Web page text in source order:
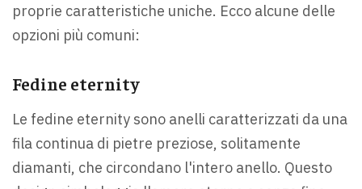
proprie caratteristiche uniche. Ecco alcune delle
opzioni più comuni:
Fedine eternity
Le fedine eternity sono anelli caratterizzati da una
fila continua di pietre preziose, solitamente
diamanti, che circondano l'intero anello. Questo